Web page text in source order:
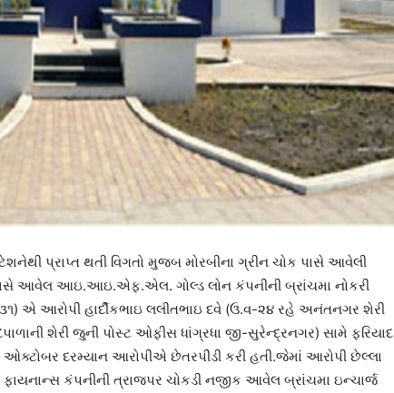
પ્રાપ્ત થતી વિગતો મુજબ મોરબીના ગ્રીન ચોક પાસે આવેલી
આવેલ આઇ.આઇ.એફ.એલ. ગોલ્ડ લોન કંપનીની બ્રાંચમા નોકરી
એ આરોપી હાર્દીકભાઇ લલીતભાઇ દવે (ઉ.વ-૨૪ રહે અનંતનગર શેરી
શેરી જુની પોસ્ટ ઓફીસ ધાંગ્રધા જી-સુરેન્દ્રનગર) સામે ફરિયાદ
ઓક્ટોબર દરમ્યાન આરોપીએ છેતરપીંડી કરી હતી.જેમાં આરોપી છેલ્લા
કંપનીની ત્રાજપર ચોકડી નજીક આવેલ બ્રાંચમા ઇન્ચાર્જ